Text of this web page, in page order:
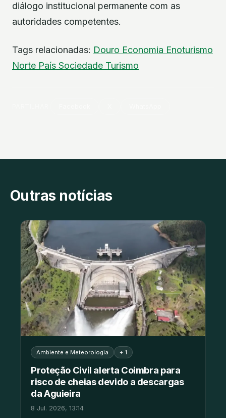
diálogo institucional permanente com as
autoridades competentes.
Tags relacionadas: Douro Economia Enoturismo
Norte País Sociedade Turismo
Outras notícias
Ambiente e Meteorologia + 1
Proteção Civil alerta Coimbra para
risco de cheias devido a descargas
da Aguieira
8 Jul. 2026, 13:14